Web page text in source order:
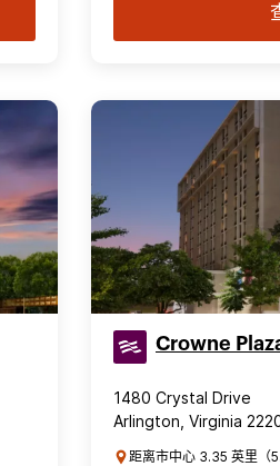
Crowne
1480 Crystal Drive
Arlington, Virginia
距离市中心 3.35 英里（